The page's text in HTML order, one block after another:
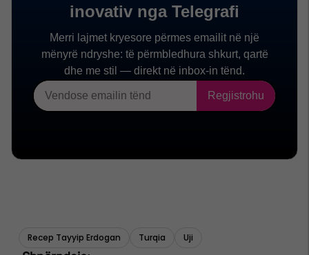
Recep Tayyip Erdogan Turqia Uji